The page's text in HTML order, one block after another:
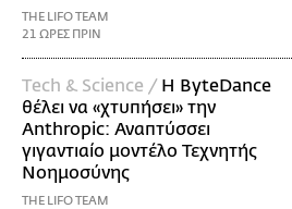
THE LIFO TEAM
21 ΩΡΕΣ ΠΡΙΝ
Τech & Science / Η ByteDance
θέλει να «χτυπήσει» την
Anthropic: Αναπτύσσει
γιγαντιαίο μοντέλο Τεχνητής
Νοημοσύνης
THE LIFO TEAM